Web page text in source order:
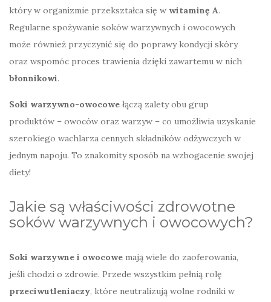
który w organizmie przekształca się w witaminę A.
Regularne spożywanie soków warzywnych i owocowych
może również przyczynić się do poprawy kondycji skóry
oraz wspomóc proces trawienia dzięki zawartemu w nich
błonnikowi.
Soki warzywno-owocowe łączą zalety obu grup
produktów – owoców oraz warzyw – co umożliwia uzyskanie
szerokiego wachlarza cennych składników odżywczych w
jednym napoju. To znakomity sposób na wzbogacenie swojej
diety!
Jakie są właściwości zdrowotne
soków warzywnych i owocowych?
Soki warzywne i owocowe mają wiele do zaoferowania,
jeśli chodzi o zdrowie. Przede wszystkim pełnią rolę
przeciwutleniaczy, które neutralizują wolne rodniki w